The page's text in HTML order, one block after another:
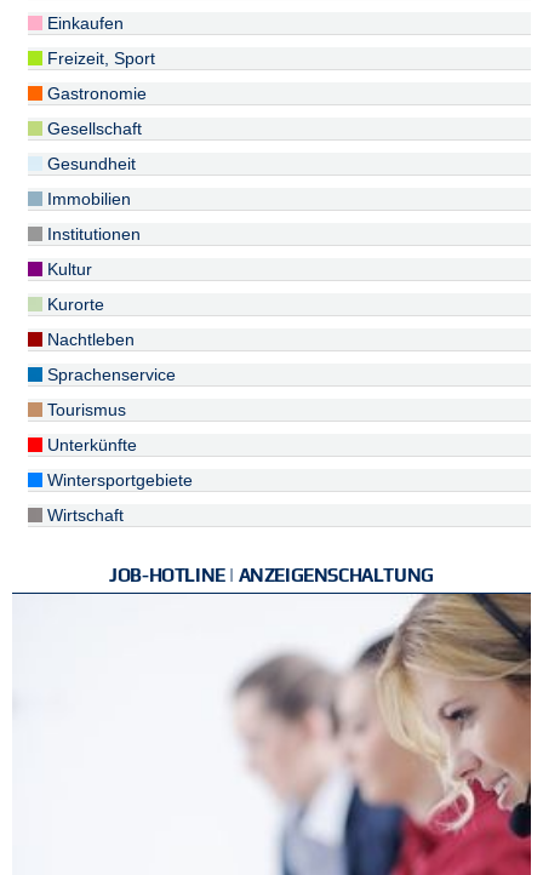
Einkaufen
Freizeit, Sport
Gastronomie
Gesellschaft
Gesundheit
Immobilien
Institutionen
Kultur
Kurorte
Nachtleben
Sprachenservice
Tourismus
Unterkünfte
Wintersportgebiete
Wirtschaft
JOB-HOTLINE | ANZEIGENSCHALTUNG